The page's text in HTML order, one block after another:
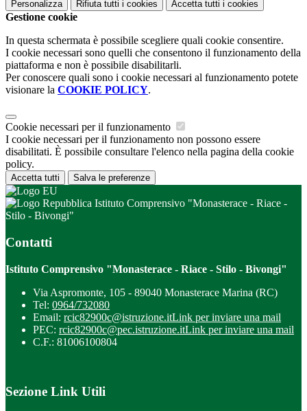
Personalizza Rifiuta tutti i cookies Accetta tutti i cookies
Gestione cookie
In questa schermata è possibile scegliere quali cookie consentire.
I cookie necessari sono quelli che consentono il funzionamento della
piattaforma e non è possibile disabilitarli.
Per conoscere quali sono i cookie necessari al funzionamento potete
visionare la COOKIE POLICY.
Cookie necessari per il funzionamento
I cookie necessari per il funzionamento non possono essere
disabilitati. È possibile consultare l'elenco nella pagina della cookie
policy.
Accetta tutti Salva le preferenze
Istituto Comprensivo "Monasterace - Riace -
Stilo - Bivongi"
Contatti
Istituto Comprensivo "Monasterace - Riace - Stilo - Bivongi"
Via Aspromonte, 105 - 89040 Monasterace Marina (RC)
Tel: 0964/732080
Email: rcic82900c@istruzione.itLink per inviare una mail
PEC: rcic82900c@pec.istruzione.itLink per inviare una mail
C.F.: 81006100804
Sezione Link Utili